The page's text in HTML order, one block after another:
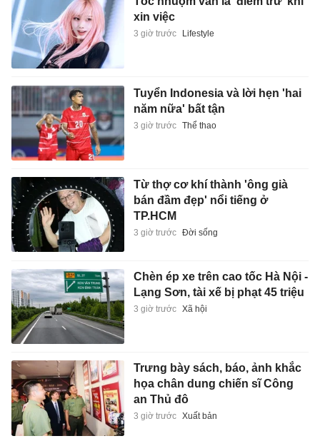
xin việc
3 giờ trước Lifestyle
Tuyển Indonesia và lời hẹn 'hai
năm nữa' bất tận
3 giờ trước Thể thao
Từ thợ cơ khí thành 'ông già
bán đầm đẹp' nổi tiếng ở
TP.HCM
3 giờ trước Đời sống
Chèn ép xe trên cao tốc Hà Nội -
Lạng Sơn, tài xế bị phạt 45 triệu
3 giờ trước Xã hội
Trưng bày sách, báo, ảnh khắc
họa chân dung chiến sĩ Công
an Thủ đô
3 giờ trước Xuất bản